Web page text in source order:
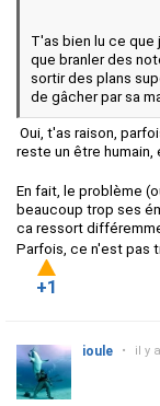
T'as bien lu ce
que branler des
sortir des plans
de gâcher par sa
Oui, t'as raison,
reste un être humain,
En fait, le problème
beaucoup trop ses
ca ressort
Parfois, ce n'est pas
+1
ioule • il y